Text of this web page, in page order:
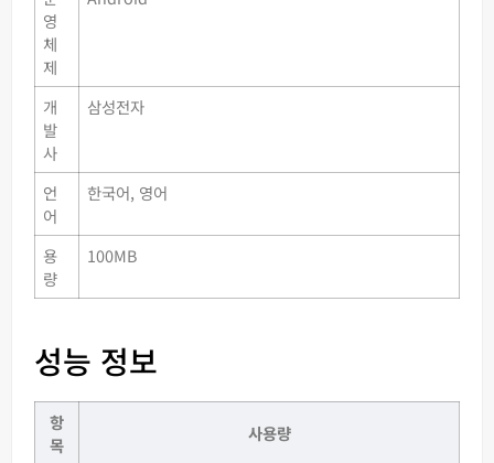
영
체
제
개
발
사
삼성전자
언
어
한국어, 영어
용
량
100MB
성능 정보
항
목
사용량